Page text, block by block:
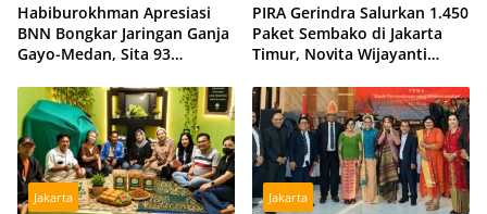
Habiburokhman Apresiasi
BNN Bongkar Jaringan Ganja
Gayo-Medan, Sita 93
PIRA Gerindra Salurkan 1.450
Paket Sembako di Jakarta
Timur, Novita Wijayanti
Prabowo
Jakarta Jakarta